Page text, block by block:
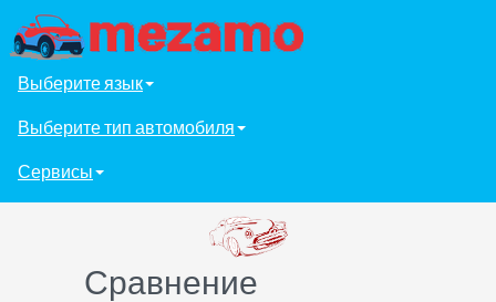
Выберите язык
Выберите тип автомобиля
Сервисы
Сравнение